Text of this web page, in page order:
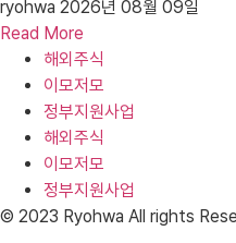
ryohwa 2026년 08월 09일
Read More
해외주식
이모저모
정부지원사업
해외주식
이모저모
정부지원사업
© 2023 Ryohwa All rights